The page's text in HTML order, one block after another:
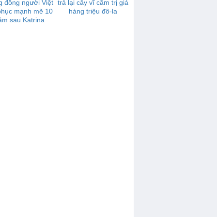
đồng người Việt
mạnh mẽ 10
sau Katrina
trả lại cây vĩ cầm trị giá
hàng triệu đô-la